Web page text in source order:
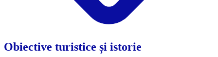
Obiective turistice și istorie